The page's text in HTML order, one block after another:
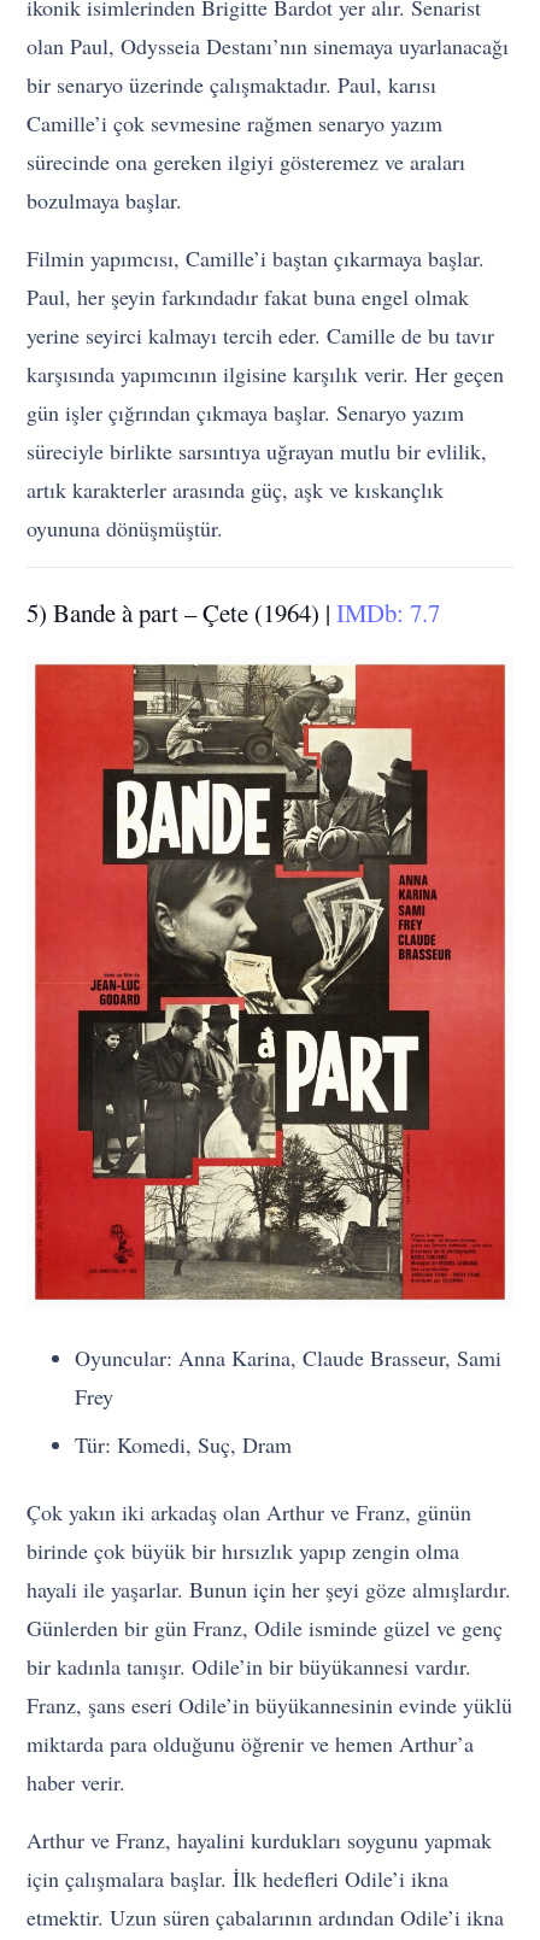
ikonik isimlerinden Brigitte Bardot yer alır. Senarist
olan Paul, Odysseia Destanı’nın sinemaya uyarlanacağı
bir senaryo üzerinde çalışmaktadır. Paul, karısı
Camille’i çok sevmesine rağmen senaryo yazım
sürecinde ona gereken ilgiyi gösteremez ve araları
bozulmaya başlar.
Filmin yapımcısı, Camille’i baştan çıkarmaya başlar.
Paul, her şeyin farkındadır fakat buna engel olmak
yerine seyirci kalmayı tercih eder. Camille de bu tavır
karşısında yapımcının ilgisine karşılık verir. Her geçen
gün işler çığrından çıkmaya başlar. Senaryo yazım
süreciyle birlikte sarsıntıya uğrayan mutlu bir evlilik,
artık karakterler arasında güç, aşk ve kıskançlık
oyununa dönüşmüştür.
5) Bande à part – Çete (1964) |IMDb: 7.7
Oyuncular: Anna Karina, Claude Brasseur, Sami
Frey
Tür: Komedi, Suç, Dram
Çok yakın iki arkadaş olan Arthur ve Franz, günün
birinde çok büyük bir hırsızlık yapıp zengin olma
hayali ile yaşarlar. Bunun için her şeyi göze almışlardır.
Günlerden bir gün Franz, Odile isminde güzel ve genç
bir kadınla tanışır. Odile’in bir büyükannesi vardır.
Franz, şans eseri Odile’in büyükannesinin evinde yüklü
miktarda para olduğunu öğrenir ve hemen Arthur’a
haber verir.
Arthur ve Franz, hayalini kurdukları soygunu yapmak
için çalışmalara başlar. İlk hedefleri Odile’i ikna
etmektir. Uzun süren çabalarının ardından Odile’i ikna